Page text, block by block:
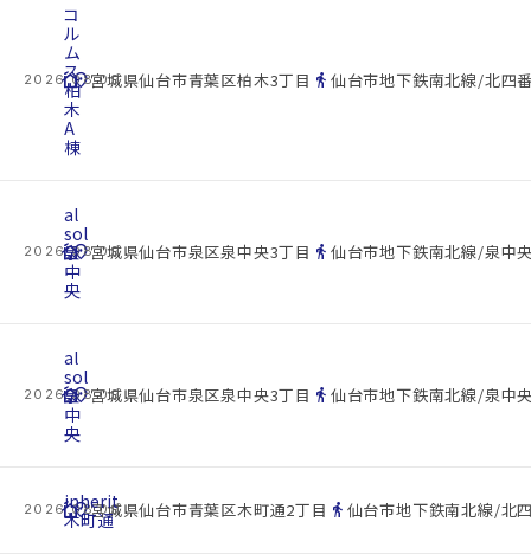
2026.08.09
cottage
コ
ル
ム
ス
柏
木
A
棟
location_on宮城県仙台市青葉区柏木3丁目 directions_walk 仙台市地下鉄南北線/北四
2026.08.09
cottage
al
sol
泉
中
央
location_on宮城県仙台市泉区泉中央3丁目 directions_walk 仙台市地下鉄南北線/泉中
2026.08.09
cottage
al
sol
泉
中
央
location_on宮城県仙台市泉区泉中央3丁目 directions_walk 仙台市地下鉄南北線/泉中
2026.08.09
cottage
inherit
木町通
location_on宮城県仙台市青葉区木町通2丁目 directions_walk 仙台市地下鉄南北線/北